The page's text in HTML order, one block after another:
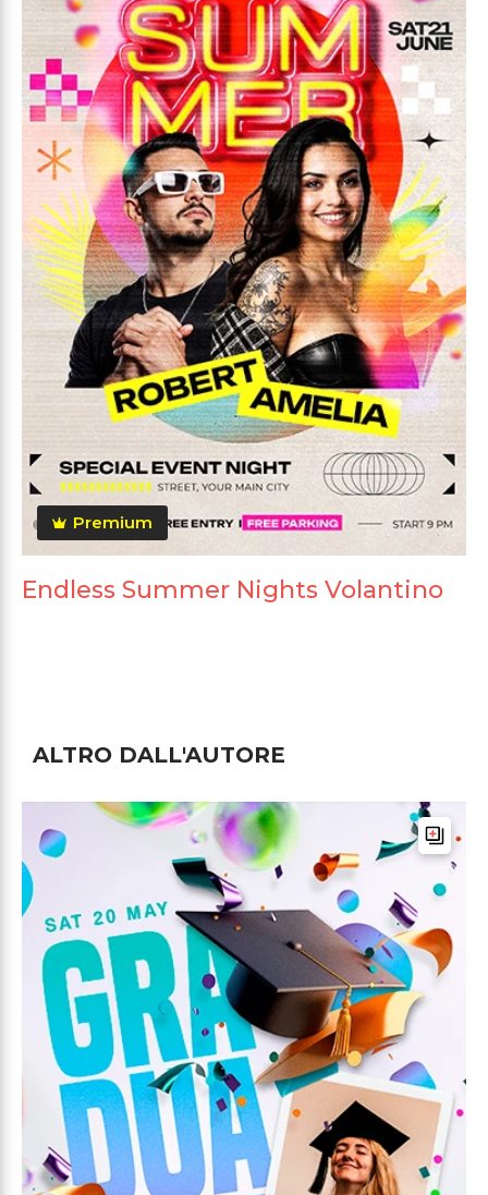
Premium
Endless Summer Nights Volantino
ALTRO DALL'AUTORE